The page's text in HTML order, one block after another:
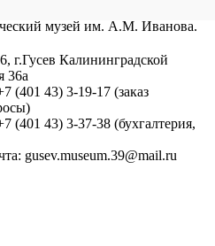
музей им. А.М. Иванова.
г.Гусев Калининградской
36а
(401 43) 3-19-17 (заказ
(401 43) 3-37-38 (бухгалтерия,
gusev.museum.39@mail.ru